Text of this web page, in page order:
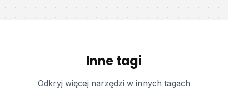
Inne tagi
Odkryj więcej narzędzi w innych tagach